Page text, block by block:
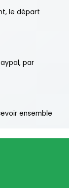
le départ
par
ensemble